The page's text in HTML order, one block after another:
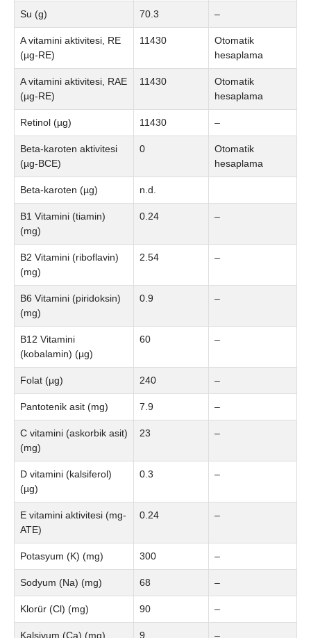
Su (g) 70.3 –
A vitamini aktivitesi, RE
(µg-RE)
11430
Otomatik
hesaplama
A vitamini aktivitesi, RAE
(µg-RE)
11430
Otomatik
hesaplama
Retinol (µg) 11430 –
Beta-karoten aktivitesi
(µg-BCE)
0
Otomatik
hesaplama
Beta-karoten (µg) n.d.
B1 Vitamini (tiamin)
(mg)
0.24 –
B2 Vitamini (riboflavin)
(mg)
2.54 –
B6 Vitamini (piridoksin)
(mg)
0.9 –
B12 Vitamini
(kobalamin) (µg)
60 –
Folat (µg) 240 –
Pantotenik asit (mg) 7.9 –
C vitamini (askorbik asit)
(mg)
23 –
D vitamini (kalsiferol)
(µg)
0.3 –
E vitamini aktivitesi (mg-
ATE)
0.24 –
Potasyum (K) (mg) 300 –
Sodyum (Na) (mg) 68 –
Klorür (Cl) (mg) 90 –
Kalsiyum (Ca) (mg) 9 –